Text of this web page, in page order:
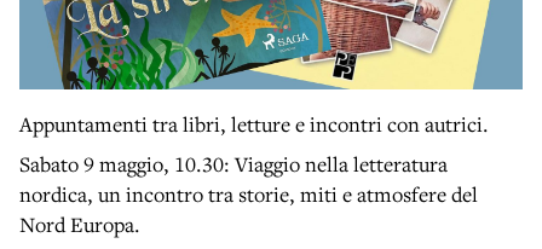
Appuntamenti tra libri, letture e incontri con autrici.
Sabato 9 maggio, 10.30: Viaggio nella letteratura
nordica, un incontro tra storie, miti e atmosfere del
Nord Europa.